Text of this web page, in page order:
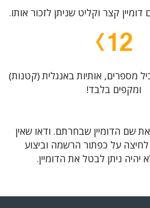
קצר וקליט שניתן לזכור אותו.
מספרים, אותיות באנגלית (קטנות)
ומקפים בלבד!
שם הדומיין שבחרתם. ודאו שאין
על כפתור הרשמה וביצוע
ניתן לבטל את הדומיין.